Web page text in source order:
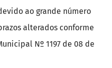
ao grande número
alterados conforme
Nº 1197 de 08 de